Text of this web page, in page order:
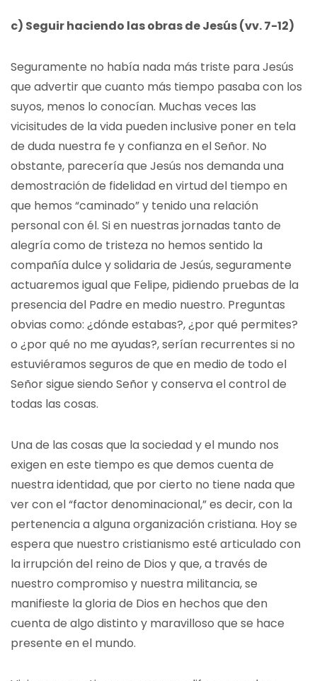
c) Seguir haciendo las obras de Jesús (vv. 7-12)
Seguramente no había nada más triste para Jesús
que advertir que cuanto más tiempo pasaba con los
suyos, menos lo conocían. Muchas veces las
vicisitudes de la vida pueden inclusive poner en tela
de duda nuestra fe y confianza en el Señor. No
obstante, parecería que Jesús nos demanda una
demostración de fidelidad en virtud del tiempo en
que hemos “caminado” y tenido una relación
personal con él. Si en nuestras jornadas tanto de
alegría como de tristeza no hemos sentido la
compañía dulce y solidaria de Jesús, seguramente
actuaremos igual que Felipe, pidiendo pruebas de la
presencia del Padre en medio nuestro. Preguntas
obvias como: ¿dónde estabas?, ¿por qué permites?
o ¿por qué no me ayudas?, serían recurrentes si no
estuviéramos seguros de que en medio de todo el
Señor sigue siendo Señor y conserva el control de
todas las cosas.
Una de las cosas que la sociedad y el mundo nos
exigen en este tiempo es que demos cuenta de
nuestra identidad, que por cierto no tiene nada que
ver con el “factor denominacional,” es decir, con la
pertenencia a alguna organización cristiana. Hoy se
espera que nuestro cristianismo esté articulado con
la irrupción del reino de Dios y que, a través de
nuestro compromiso y nuestra militancia, se
manifieste la gloria de Dios en hechos que den
cuenta de algo distinto y maravilloso que se hace
presente en el mundo.